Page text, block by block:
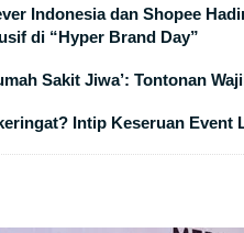
Indonesia dan Shopee
di “Hyper Brand Day”
Sakit Jiwa’: Tontonan
Intip Keseruan Event